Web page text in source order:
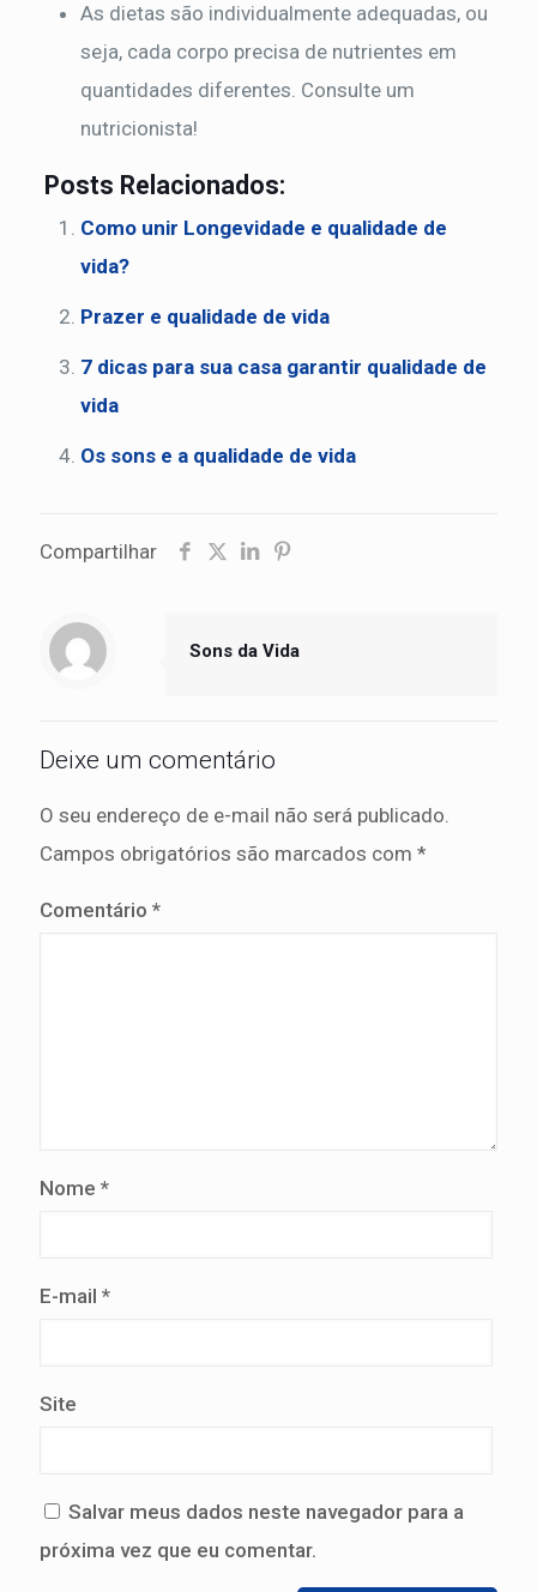
As dietas são individualmente adequadas, ou
seja, cada corpo precisa de nutrientes em
quantidades diferentes. Consulte um
nutricionista!
Posts Relacionados:
Como unir Longevidade e qualidade de
vida?
Prazer e qualidade de vida
7 dicas para sua casa garantir qualidade de
vida
Os sons e a qualidade de vida
Compartilhar
Sons da Vida
Deixe um comentário
O seu endereço de e-mail não será publicado.
Campos obrigatórios são marcados com *
Comentário *
Nome *
E-mail *
Site
Salvar meus dados neste navegador para a
próxima vez que eu comentar.